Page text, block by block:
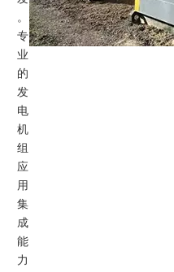
。
专
业
的
发
电
机
组
应
用
集
成
能
力